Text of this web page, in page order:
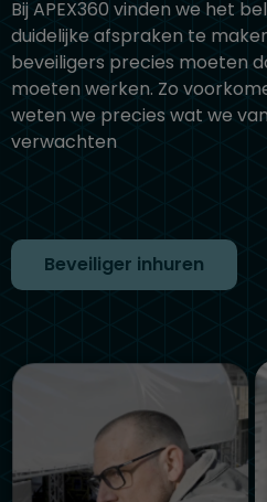
Bij APEX360 vinden we het
duidelijke afspraken te
beveiligers precies moeten
moeten werken. Zo
weten we precies wat we
verwachten
Beveiliger inhuren